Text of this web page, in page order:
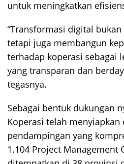
untuk meningkatkan
“Transformasi digital
tetapi juga membangun
terhadap koperasi sebagai
yang transparan dan
tegasnya.
Sebagai bentuk dukungan
Koperasi telah menyiapkan
pendampingan yang
1.104 Project Management